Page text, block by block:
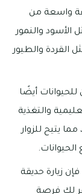
واسعة من
الأسود والنمور
القردة والطيور
أيضًا
والتغذية
يتيح للزوار
زيارة حديقة
لك فرصة